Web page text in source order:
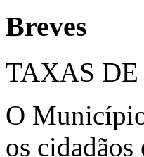
Breves
TAXAS
O
os